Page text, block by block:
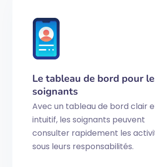
Le tableau de bord pour
soignants
Avec un tableau de bord clair
intuitif, les soignants peuvent
consulter rapidement les
sous leurs responsabilités.